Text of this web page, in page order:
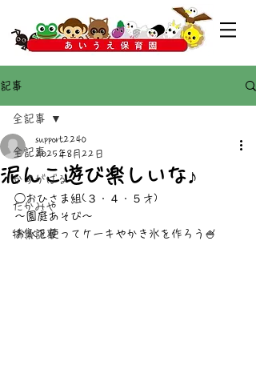
記事
全記事
かすがばる
たかみや
特集記事
全記事
泥んこ遊び楽しいな♪
support2240
2025年8月22日
◯おひさま組(３・４・５才)
～園庭あそび～
お水を使ってケーキやかき氷を作ろう🍧